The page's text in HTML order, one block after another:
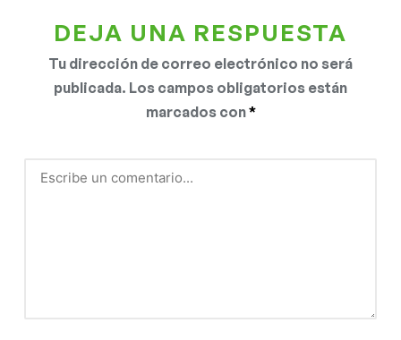
DEJA UNA RESPUESTA
Tu dirección de correo electrónico no será
publicada. Los campos obligatorios están
marcados con*